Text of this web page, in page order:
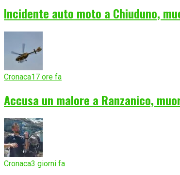
Incidente auto moto a Chiuduno,
Cronaca17 ore fa
Accusa un malore a Ranzanico,
Cronaca3 giorni fa